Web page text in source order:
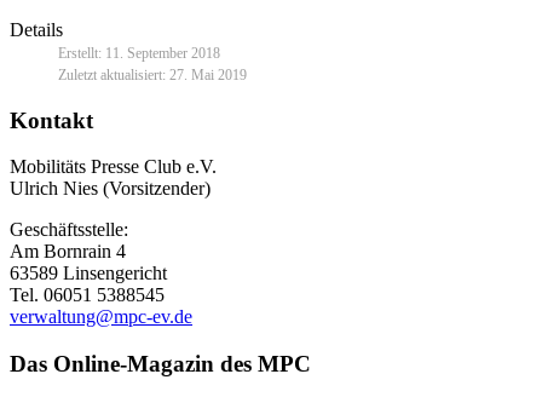
Details
Erstellt: 11. September 2018
Zuletzt aktualisiert: 27. Mai 2019
Kontakt
Mobilitäts Presse Club e.V.
Ulrich Nies (Vorsitzender)
Geschäftsstelle:
Am Bornrain 4
63589 Linsengericht
Tel. 06051 5388545
verwaltung@mpc-ev.de
Das Online-Magazin des MPC